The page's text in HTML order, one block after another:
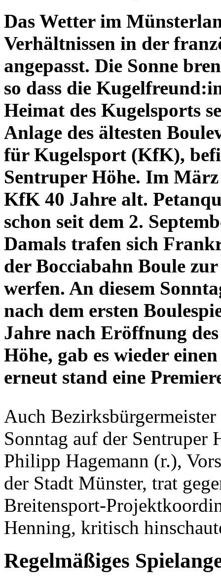
Das Wetter im
Verhältnissen in der
angepasst. Die Sonne
so dass die
Heimat des Kugelsports
Anlage des ältesten
für Kugelsport (KfK),
Sentruper Höhe. Im
KfK 40 Jahre alt.
schon seit dem 2.
Damals trafen sich
der Bocciabahn Boule
werfen. An diesem
nach dem ersten
Jahre nach Eröffnung
Höhe, gab es wieder
erneut stand eine
Auch
Sonntag auf der
Philipp Hagemann (r.),
der Stadt Münster, trat
Breitensport-
Henning, kritisch
Regelmäßiges